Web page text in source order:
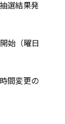
選結果発
始（曜日
間変更の